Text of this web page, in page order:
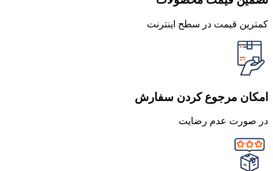
کمترین قیمت در سطح اینترنت
امکان مرجوع کردن سفارش
در صورت عدم رضایت